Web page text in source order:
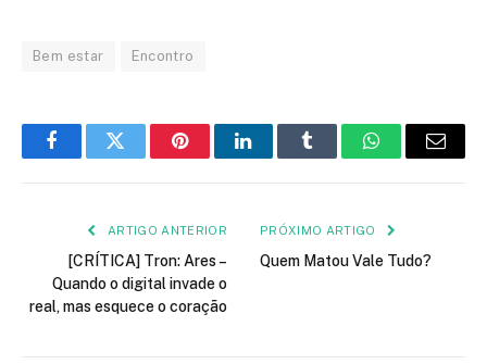
Bem estar Encontro
FacebookTwitter PinterestLinkedInTumblr WhatsApp
E-
ARTIGO ANTERIOR
[CRÍTICA] Tron: Ares –
Quando o digital invade o
real, mas esquece o coração
PRÓXIMO ARTIGO
Quem Matou Vale Tudo?